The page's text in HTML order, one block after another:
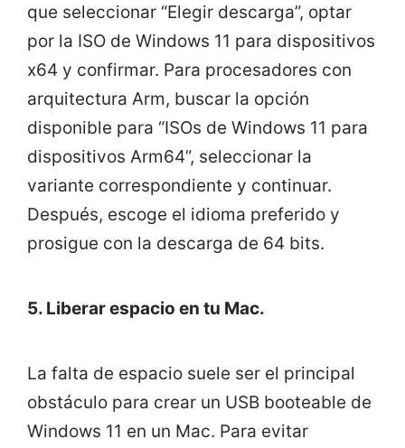
que seleccionar “Elegir descarga”, optar
por la ISO de Windows 11 para dispositivos
x64 y confirmar. Para procesadores con
arquitectura Arm, buscar la opción
disponible para “ISOs de Windows 11 para
dispositivos Arm64”, seleccionar la
variante correspondiente y continuar.
Después, escoge el idioma preferido y
prosigue con la descarga de 64 bits.
5. Liberar espacio en tu Mac.
La falta de espacio suele ser el principal
obstáculo para crear un USB booteable de
Windows 11 en un Mac. Para evitar